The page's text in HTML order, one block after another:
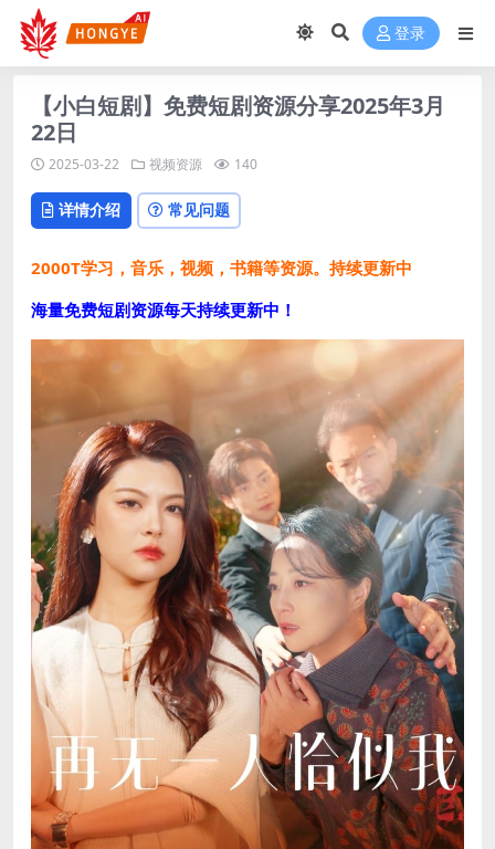
登录
【小白短剧】免费短剧资源分享2025年3月
22日
2025-03-22 视频资源 140
详情介绍 常见问题
2000T学习，音乐，视频，书籍等资源。持续更新中
海量免费短剧资源每天持续更新中！